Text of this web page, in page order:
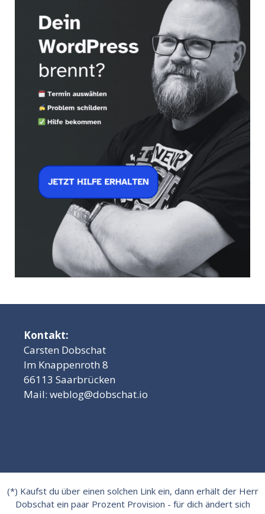
Kontakt:
Carsten Dobschat
Im Knappenroth 8
66113 Saarbrücken
Mail: weblog@dobschat.io
(*) Kaufst du über einen solchen Link ein, dann erhält der Herr
Dobschat ein paar Prozent Provision - für dich ändert sich